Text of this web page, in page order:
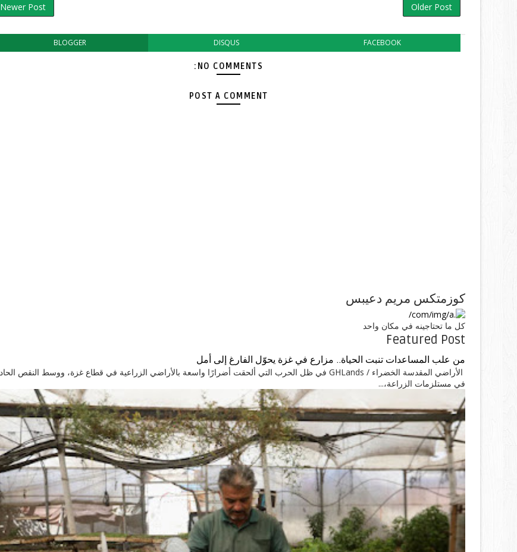
Newer Post Older Post
BLOGGER DISQUS FACEBOOK
NO COMMENTS:
POST A COMMENT
كوزمتكس مريم دعيبس
كل ما تحتاجينه في مكان واحد
Featured Post
من علب المساعدات تنبت الحياة.. مزارع في غزة يحوّل الفارغ إلى أمل
الأراضي المقدسة الخضراء / GHLands في ظل الحرب التي ألحقت أضرارًا واسعة بالأراضي الزراعية في قطاع غزة، ووسط النقص الحاد
في مستلزمات الزراعة،...